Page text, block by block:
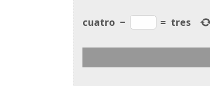
cuatro − = tres